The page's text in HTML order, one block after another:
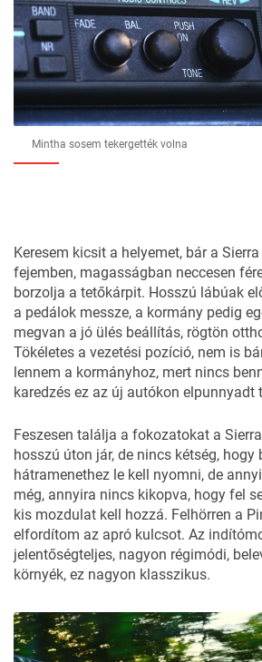
Mintha sosem tekergették volna
Keresem kicsit a helyemet, bár a
fejemben, magasságban neccesen
borzolja a tetőkárpit. Hosszú lábúak
a pedálok messze, a kormány pedig
megvan a jó ülés beállítás, rögtön
Tökéletes a vezetési pozíció, nem is
lennem a kormányhoz, mert nincs
karedzés ez az új autókon elpunnyadt
Feszesen találja a fokozatokat a
hosszú úton jár, de nincs kétség, hogy
hátramenethez le kell nyomni, de
még, annyira nincs kikopva, hogy fel
kis mozdulat kell hozzá. Felhörren a
elfordítom az apró kulcsot. Az
jelentőségteljes, nagyon régimódi,
környék, ez nagyon klasszikus.